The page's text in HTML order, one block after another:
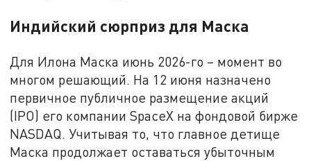
Индийский сюрприз для Маска
Для Илона Маска июнь 2026-го – момент во
многом решающий. На 12 июня назначено
первичное публичное размещение акций
(IPO) его компании SpaceX на фондовой бирже
NASDAQ. Учитывая то, что главное детище
Маска продолжает оставаться убыточным